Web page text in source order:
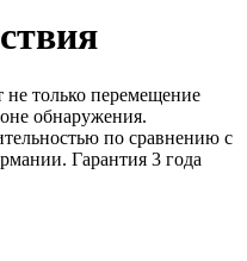
не только перемещение
обнаружения.
по сравнению с
Гарантия 3 года